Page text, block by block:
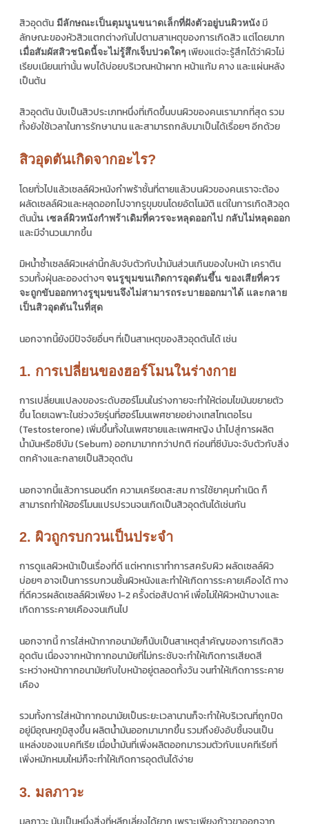
สิวอุดตัน มีลักษณะเป็นตุมนูนขนาดเล็กที่ฝังตัวอยู่บนผิวหนัง มี
ลักษณะของหัวสิวแตกต่างกันไปตามสาเหตุของการเกิดสิว แต่โดยมาก
เมื่อสัมผัสสิวชนิดนี้จะไม่รู้สึกเจ็บปวดใดๆ เพียงแต่จะรู้สึกได้ว่าผิวไม่
เรียบเนียนเท่านั้น พบได้บ่อยบริเวณหน้าผาก หน้าแก้ม คาง และแผ่นหลัง
เป็นต้น
สิวอุดตัน นับเป็นสิวประเภทหนึ่งที่เกิดขึ้นบนผิวของคนเรามากที่สุด รวม
ทั้งยังใช้เวลาในการรักษานาน และสามารถกลับมาเป็นได้เรื่อยๆ อีกด้วย
สิวอุดตันเกิดจากอะไร?
โดยทั่วไปแล้วเซลล์ผิวหนังกำพร้าชั้นที่ตายแล้วบนผิวของคนเราจะต้อง
ผลัดเซลล์ผิวและหลุดออกไปจากรูขุมขนโดยอัตโนมัติ แต่ในการเกิดสิวอุด
ตันนั้น เซลล์ผิวหนังกำพร้าเดิมที่ควรจะหลุดออกไป กลับไม่หลุดออก
และมีจำนวนมากขึ้น
มิหน้ำซ้ำเซลล์ผิวเหล่านี้กลับจับตัวกับน้ำมันส่วนเกินของใบหน้า เคราติน
รวมทั้งฝุ่นละอองต่างๆจนรูขุมขนเกิดการอุดตันขึ้น ของเสียที่ควร
จะถูกขับออกทางรูขุมขนจึงไม่สามารถระบายออกมาได้ และกลาย
เป็นสิวอุดตันในที่สุด
นอกจากนี้ยังมีปัจจัยอื่นๆ ที่เป็นสาเหตุของสิวอุดตันได้ เช่น
1. การเปลี่ยนของฮอร์โมนในร่างกาย
การเปลี่ยนแปลงของระดับฮอร์โมนในร่างกายจะทำให้ต่อมไขมันขยายตัว
ขึ้น โดยเฉพาะในช่วงวัยรุ่นที่ฮอร์โมนเพศชายอย่างเทสโทเตอโรน
(Testosterone) เพิ่มขึ้นทั้งในเพศชายและเพศหญิง นำไปสู่การผลิต
น้ำมันหรือซีบัม (Sebum) ออกมามากกว่าปกติ ก่อนที่ซีบัมจะจับตัวกับสิ่ง
ตกค้างและกลายเป็นสิวอุดตัน
นอกจากนี้แล้วการนอนดึก ความเครียดสะสม การใช้ยาคุมกำเนิด ก็
สามารถทำให้ฮอร์โมนแปรปรวนจนเกิดเป็นสิวอุดตันได้เช่นกัน
2. ผิวถูกรบกวนเป็นประจำ
การดูแลผิวหน้าเป็นเรื่องที่ดี แต่หากเราทำการสครับผิว ผลัดเซลล์ผิว
บ่อยๆ อาจเป็นการรบกวนชั้นผิวหนังและทำให้เกิดการระคายเคืองได้ ทาง
ที่ดีควรผลัดเซลล์ผิวเพียง 1-2 ครั้งต่อสัปดาห์ เพื่อไม่ให้ผิวหน้าบางและ
เกิดการระคายเคืองจนเกินไป
นอกจากนี้ การใส่หน้ากากอนามัยก็นับเป็นสาเหตุสำคัญของการเกิดสิว
อุดตัน เนื่องจากหน้ากากอนามัยที่ไม่กระชับจะทำให้เกิดการเสียดสี
ระหว่างหน้ากากอนามัยกับใบหน้าอยู่ตลอดทั้งวัน จนทำให้เกิดการระคาย
เคือง
รวมทั้งการใส่หน้ากากอนามัยเป็นระยะเวลานานก็จะทำให้บริเวณที่ถูกปิด
อยู่มีอุณหภูมิสูงขึ้น ผลิตน้ำมันออกมามากขึ้น รวมถึงยังอับชื้นจนเป็น
แหล่งของแบคทีเรีย เมื่อน้ำมันที่เพิ่งผลิตออกมารวมตัวกับแบคทีเรียที่
เพิ่งหมักหมมใหม่ก็จะทำให้เกิดการอุดตันได้ง่าย
3. มลภาวะ